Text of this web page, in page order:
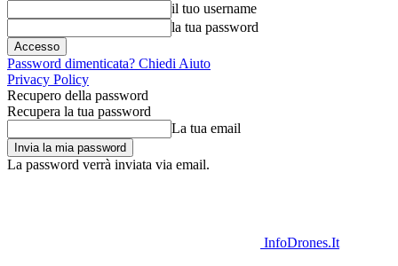
il tuo username
la tua password
Password dimenticata? Chiedi Aiuto
Privacy Policy
Recupero della password
Recupera la tua password
La tua email
La password verrà inviata via email.
InfoDrones.It